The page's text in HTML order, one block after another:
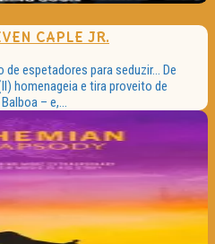
CAPLE JR.
de espetadores para seduzir… De
homenageia e tira proveito de
– e,...